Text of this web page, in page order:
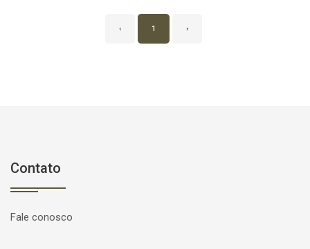
‹ 1 ›
Contato
Fale conosco